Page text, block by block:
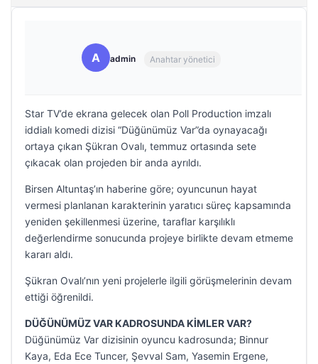
A admin Anahtar yönetici
Star TV’de ekrana gelecek olan Poll Production imzalı
iddialı komedi dizisi “Düğünümüz Var”da oynayacağı
ortaya çıkan Şükran Ovalı, temmuz ortasında sete
çıkacak olan projeden bir anda ayrıldı.
Birsen Altuntaş’ın haberine göre; oyuncunun hayat
vermesi planlanan karakterinin yaratıcı süreç kapsamında
yeniden şekillenmesi üzerine, taraflar karşılıklı
değerlendirme sonucunda projeye birlikte devam etmeme
kararı aldı.
Şükran Ovalı’nın yeni projelerle ilgili görüşmelerinin devam
ettiği öğrenildi.
DÜĞÜNÜMÜZ VAR KADROSUNDA KİMLER VAR?
Düğünümüz Var dizisinin oyuncu kadrosunda; Binnur
Kaya, Eda Ece Tuncer, Şevval Sam, Yasemin Ergene,